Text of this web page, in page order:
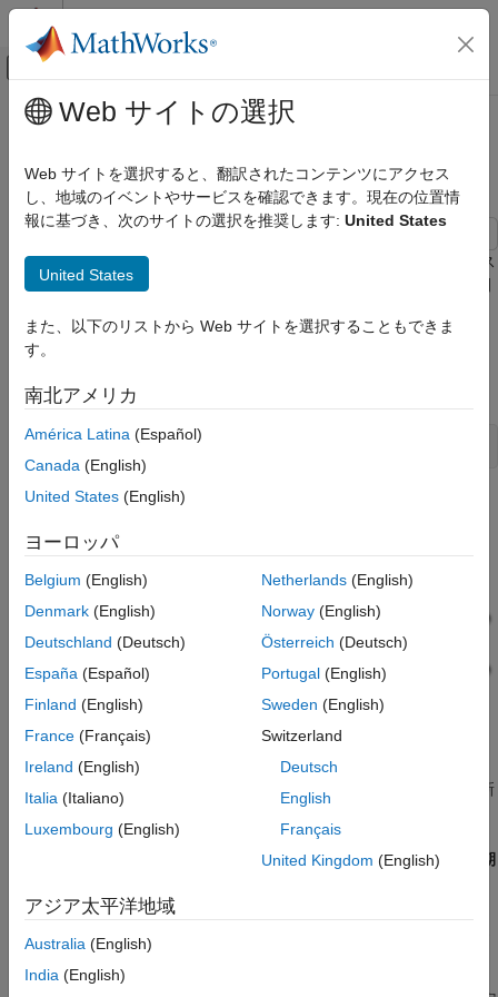
コンテンツへスキップ
オフキャンバス ナビゲーション メ
ドキュメンテーションのホーム
Simulink Coder
アーキテクチャとコンポーネントの設計
時間ベースのスケジューリング
シングルレート モデリング (OSなしのベア
ボード)
モデル例を開く
メインコンテンツ
シングルレート モデリング (OSな
しのベア ボード)
このモデルでは、ベアボード ターゲット (オペレーティング シス
テムが搭載されていない) に構成したシングル レートの離散時間
モデル例を開く
モデル例 SingleRateBareBoard
open_system( 'SingleRateBareBoard'
このモデルは 1 つのサンプル時間を使用し、ブロック線図の更新
時にサンプル時間の色を表示するように設定されています。
Inport ブロック In1_1s と In2_1s は 1 秒のサンプル時間を指定
し、これは、モデル コンフィギュレーション パラメーター
[周期
うに設定されています。モデルを開いた後に表示するには、
Ctrl+Dを押してブロック線図を更新します。凡例を表示するに
Web サイトの選択
Web サイトを選択すると、翻訳されたコンテンツにアクセス
し、地域のイベントやサービスを確認できます。現在の位置情
報に基づき、次のサイトの選択を推奨します: United States
United States
また、以下のリストから Web サイトを選択することもできま
す。
南北アメリカ
América Latina (Español)
Canada (English)
United States (English)
ヨーロッパ
Belgium (English)
Denmark (English)
Deutschland (Deutsch)
España (Español)
Finland (English)
France (Français)
Ireland (English)
Italia (Italiano)
Luxembourg (English)
Netherlands(English)
Norway(English)
Österreich (Deutsch)
Portugal(English)
Sweden (English)
Switzerland
Deutsch
English
Français
United Kingdom (English)
アジア太平洋地域
Australia (English)
India (English)